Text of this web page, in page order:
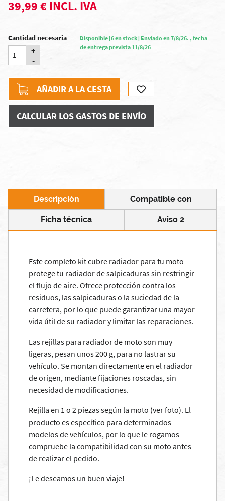
39,99 € INCL. IVA
Cantidad necesaria
+
-
Disponible [6 en stock] Enviado en 7/8/26. , fecha
de entrega prevista 11/8/26
AÑADIR A LA CESTA
CALCULAR LOS GASTOS DE ENVÍO
Descripción Compatible con
Ficha técnica Aviso 2
Este completo kit cubre radiador para tu moto
protege tu radiador de salpicaduras sin restringir
el flujo de aire. Ofrece protección contra los
residuos, las salpicaduras o la suciedad de la
carretera, por lo que puede garantizar una mayor
vida útil de su radiador y limitar las reparaciones.
Las rejillas para radiador de moto son muy
ligeras, pesan unos 200 g, para no lastrar su
vehículo. Se montan directamente en el radiador
de origen, mediante fijaciones roscadas, sin
necesidad de modificaciones.
Rejilla en 1 o 2 piezas según la moto (ver foto). El
producto es específico para determinados
modelos de vehículos, por lo que le rogamos
compruebe la compatibilidad con su moto antes
de realizar el pedido.
¡Le deseamos un buen viaje!